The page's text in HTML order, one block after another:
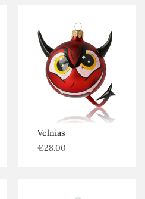
Velnias
€28.00